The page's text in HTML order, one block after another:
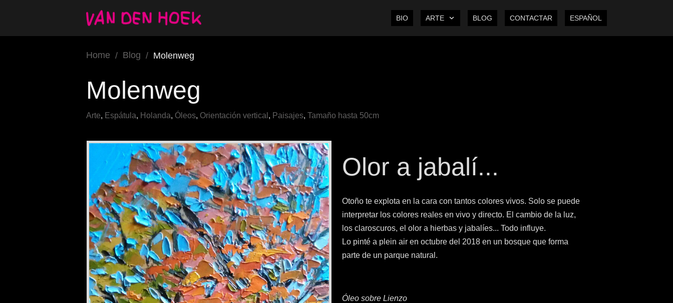
BIO ARTE BLOG CONTACTAR ESPAÑOL
Home / Blog / Molenweg
Molenweg
Arte, Espátula, Holanda, Óleos, Orientación vertical , Paisajes, Tamaño hasta 50cm
Olor a jabalí...
Otoño te explota en la cara con tantos colores vivos. Solo se puede
interpretar los colores reales en vivo y directo. El cambio de la luz,
los claroscuros, el olor a hierbas y jabalíes... Todo influye.
Lo pinté a plein air en octubre del 2018 en un bosque que forma
parte de un parque natural.
Óleo sobre Lienzo